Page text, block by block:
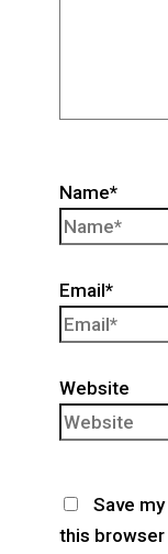
Name*
Email*
Website
Save
this